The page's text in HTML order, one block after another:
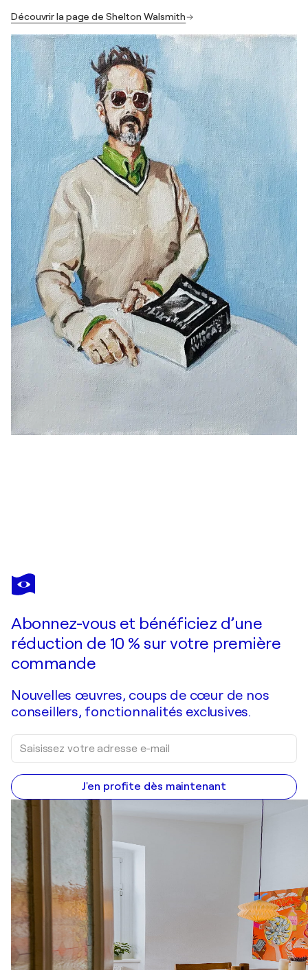
Découvrir la page de Shelton Walsmith
SHELTON WALSMITH
If you don't love me who will?
Abonnez-vous et bénéficiez d’une
réduction de 10 % sur votre première
commande
Nouvelles œuvres, coups de cœur de nos
conseillers, fonctionnalités exclusives.
J'en profite dès maintenant